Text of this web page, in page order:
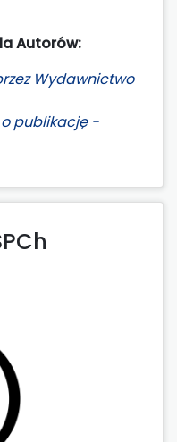
Autorów:
Wydawnictwo
o publikację -